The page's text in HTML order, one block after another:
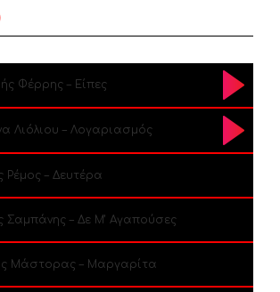
Φέρρης – Είπες
Λιόλιου – Λογαριασμός
Ρέμος – Δευτέρα
Σαμπάνης – Δε Μ’ Αγαπούσες
Μάστορας – Μαργαρίτα